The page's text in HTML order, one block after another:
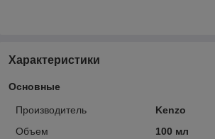
Характеристики
Основные
Производитель
Kenzo
Объем
100 мл